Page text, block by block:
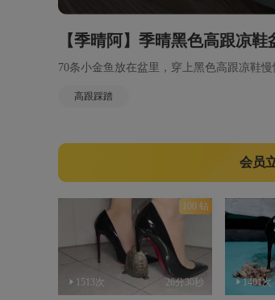
【季晴阿】季晴黑色高跟凉
70条小金鱼放在盆里，穿上黑色高跟凉鞋
高跟踩踏
会员
100 钻
1513次 26分30秒 1401次